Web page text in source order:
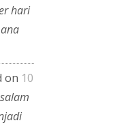
hari
on 10